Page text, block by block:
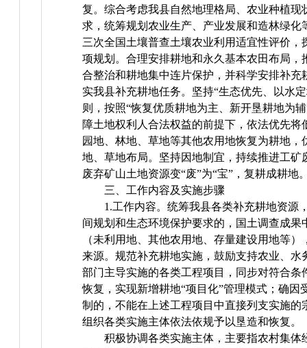
复。综合考虑我县自然地理格局、农业种植现
求，统筹规划农业生产、产业发展和造林绿化
三次全国土壤普查土壤农业利用适宜性评价，
项规划。合理安排耕地和永久基本农田布局，
合整治和耕地集中连片保护，并科学安排补充
实我县补充耕地任务。坚持“生态优先、以水
则，按照“恢复优质耕地为主、新开垦耕地为
障土地权利人合法权益的前提下，依法优先将
园地、林地、草地等其他农用地恢复为耕地，
地、草地布局。坚持因地制宜，持续推进工矿
废弃矿山土地资源变“废”为“宝”，复耕成耕地
三、工作内容及实施步骤
1.工作内容。统筹我县各类补充耕地资源
间规划和生态环境保护要求的，国土调查成果
（未利用地、其他农用地、存量建设用地等
来源。规范补充耕地实施，鼓励支持农业、水
部门主导实施的各类工程项目，同步对符合条
恢复，实现新增耕地“项目化”管理模式；确因
制的，不能在上述工程项目中直接列支实施的
组织各类实施主体依法依规予以垦造和恢复。
积极协调各类实施主体，主要指农村集体